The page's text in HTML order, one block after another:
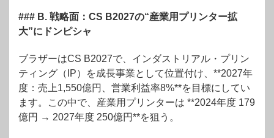
### B. 戦略面：CS B2027の“産業用プリンター拡
大”にドンピシャ
ブラザーはCS B2027で、インダストリアル・プリン
ティング（IP）を成長事業として位置付け、**2027年
度：売上1,550億円、営業利益率8%**を目標にしてい
ます。
この中で、産業用プリンターは **2024年度 179
億円 → 2027年度 250億円**を狙う。